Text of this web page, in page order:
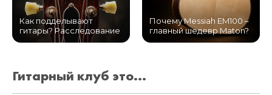
Как подделывают
гитары? Расследование
Почему Messiah EM100 –
главный шедевр Maton?
Гитарный клуб это...